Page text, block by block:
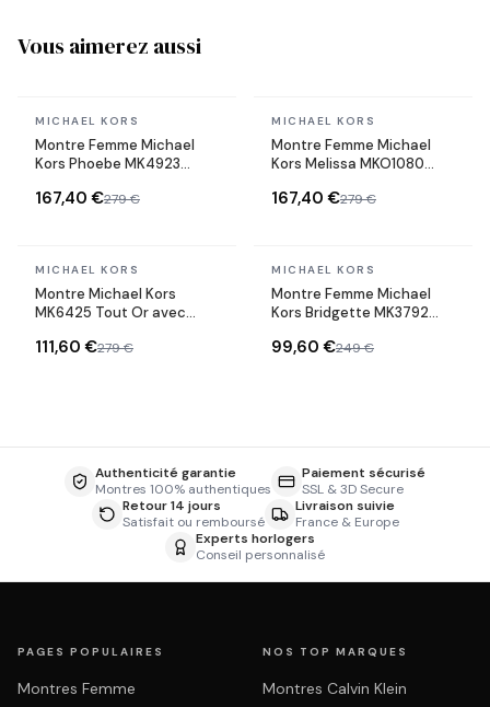
Vous aimerez aussi
En stock
MICHAEL KORS
Montre Femme Michael
Kors Phoebe MK4923
acier
167,40 €279 €
En stock
MICHAEL KORS
Montre Femme Michael
Kors Melissa MKO1080
acier
167,40 €279 €
En stock
MICHAEL KORS
Montre Michael Kors
MK6425 Tout Or avec
111,60 €279 €
En stock
MICHAEL KORS
Montre Femme Michael
Kors Bridgette MK3792
99,60 €249 €
Authenticité garantie
Montres 100% authentiques
Paiement sécurisé
SSL & 3D Secure
Retour 14 jours
Satisfait ou remboursé
Livraison suivie
France & Europe
Experts horlogers
Conseil personnalisé
PAGES POPULAIRES
Montres Femme
NOS TOP MARQUES
Montres Calvin Klein